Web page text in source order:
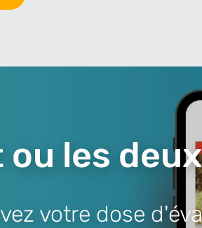
les
votre dose